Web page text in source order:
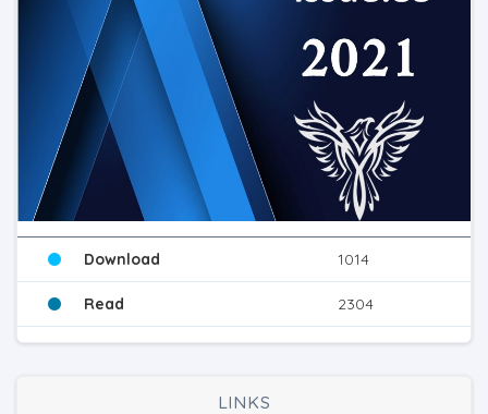
Download 1014
Read 2304
LINKS